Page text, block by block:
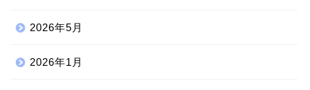
2026年5月
2026年1月